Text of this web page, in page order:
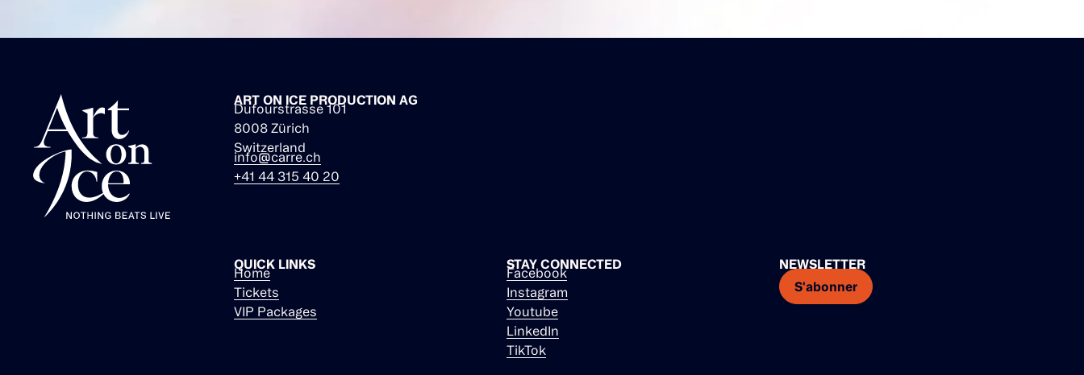
ART ON ICE PRODUCTION AG
Dufourstrasse 101
8008 Zürich
Switzerland
info@carre.ch
+41 44 315 40 20
QUICK LINKS
Home
Tickets
VIP Packages
STAY CONNECTED
Facebook
Instagram
Youtube
LinkedIn
TikTok
NEWSLETTER
S'abonner